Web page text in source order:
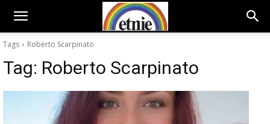
Tags Roberto Scarpinato
Tag: Roberto Scarpinato